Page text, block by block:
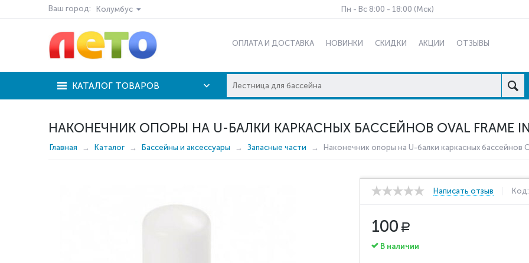
Ваш город: Колумбус Пн - Вс 8:00 - 18:00 (Мск)
ОПЛАТА И ДОСТАВКА НОВИНКИ СКИДКИ АКЦИИ ОТЗЫВЫ
КАТАЛОГ ТОВАРОВ
НАКОНЕЧНИК ОПОРЫ НА U-БАЛКИ КАРКАСНЫХ БАССЕЙНОВ OVAL FRAME
Главная Каталог Бассейны и аксессуары Запасные части Наконечник опоры на U-балки каркасных бассейнов
Написать отзыв Код:
100 Р
В наличии